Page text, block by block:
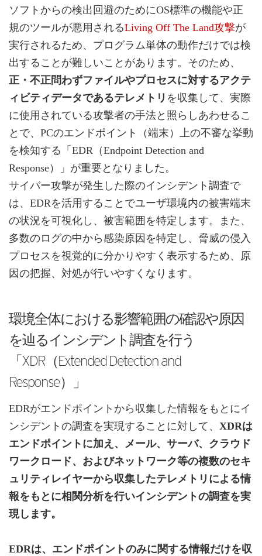
ソフトからの検出回避のためにOS標準の機能や正
規のツールが悪用されるLiving Off The Land攻撃が
実行されるため、プログラム単体の動作だけでは検
出することが難しいことがあります。そのため、
正・不正問わずファイルやプロセスに対するアクテ
ィビティデータであるテレメトリ を収集して、実際
に使用されている攻撃者の手法と照らしあわせるこ
とで、PCのエンドポイント（端末）上の不審な挙動
を検知する「EDR（Endpoint Detection and
Response）」が重要となりました。
サイバー攻撃が発生した際のインシデント調査で
は、EDRを活用することでユーザ環境内の被害端末
の状況を可視化し、被害範囲を特定します。また、
多数のログの中から感染原因を特定し、脅威の侵入
プロセスを視覚的に分かりやすく表示するため、原
因の把握、対処が行いやすくなります。
環境全体における影響範囲の確認や原因
を辿るインシデント調査を行う
「XDR（Extended Detection and
Response）」
EDRがエンドポイントから収集した情報をもとにイ
ンシデントの調査を実現することに対して、 XDRは
エンドポイントに加え、メール、サーバ、クラウド
ワークロード、およびネットワーク等の複数のセキ
ュリティレイヤーから収集したテレメトリによる情
報をもとに相関分析を行いインシデントの調査を実
現します。
EDRは、エンドポイントのみに関する情報だけを収